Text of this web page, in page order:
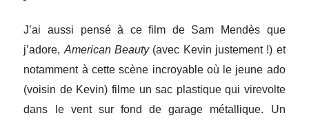
J’ai aussi pensé à ce film de Sam Mendès que
j’adore, American Beauty(avec Kevin justement !) et
notamment à cette scène incroyable où le jeune ado
(voisin de Kevin) filme un sac plastique qui virevolte
dans le vent sur fond de garage métallique. Un